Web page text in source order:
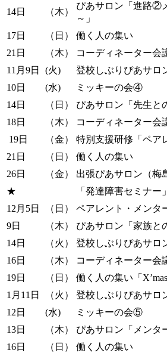
14日 （木）
ぴあサロン「進路②
～」
17日 （日） 働く人の集い
21日
（木） コーディネーター会
11月9日
(火) 登校しぶりぴあサロ
10日
(水) ミッキーの会④
14日
（日） ぴあサロン「先生と
18日
（木） コーディネーター会
19日
（金） 特別支援研修「ペア
21日
（日） 働く人の集い
26日
（金） 出張ぴあサロン（
★
「発達障害セミナー
12月5日
（日） ペアレント・メンタ
9日
（木） ぴあサロン「家族と
14日
（火） 登校しぶりぴあサロ
16日
（木） コーディネーター会
19日
（日） 働く人の集い「X’mas
1月11日
（火） 登校しぶりぴあサロ
12日
(水) ミッキーの会⑤
13日
（木） ぴあサロン「メンタ
16日
（日） 働く人の集い